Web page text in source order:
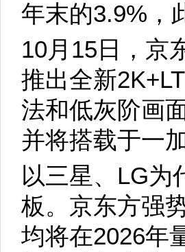
年末的3.9%，
10月15日，京
推出全新
法和低灰阶画
并将搭载于一
以三星、LG为
板。京东方强
均将在2026年